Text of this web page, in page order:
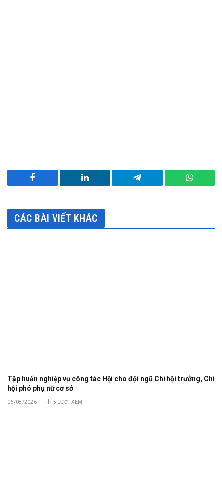
Facebook LinkedIn Telegram
CÁC BÀI VIẾT KHÁC
Tập huấn nghiệp vụ công tác Hội cho đội ngũ Chi hội trưởng, Chi
hội phó phụ nữ cơ sở
06/08/2026 5 LƯỢT XEM